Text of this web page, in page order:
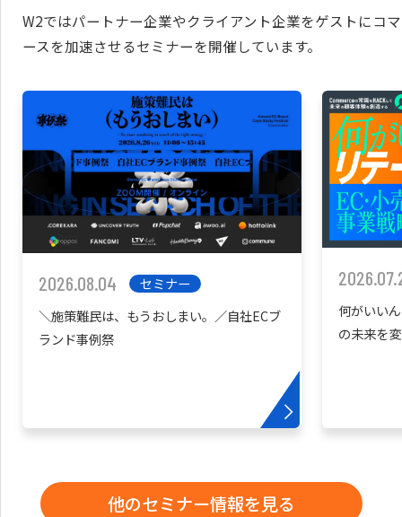
W2ではパートナー企業やクライアント企業をゲストにコマ
ースを加速させるセミナーを開催しています。
2026.08.04
セミナー
＼施策難民は、もうおしまい。／自社ECブ
ランド事例祭
何がいい
の未来を
他のセミナー情報を見る